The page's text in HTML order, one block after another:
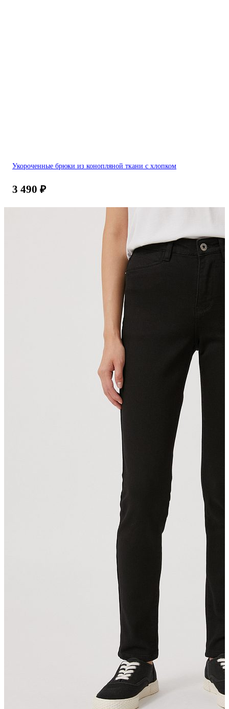
Укороченные брюки из конопляной ткани с хлопком
3 490 ₽